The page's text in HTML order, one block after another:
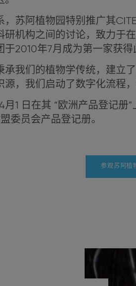
苏阿植物园特别推广其
研机构之间的讨论，致力于
2010年7月成为第一家获得
承我们的植物学传统，建立
源，我们启动了数字化流程
1 日在其 “欧洲产品登记册
委员会产品登记册。
参观苏阿植